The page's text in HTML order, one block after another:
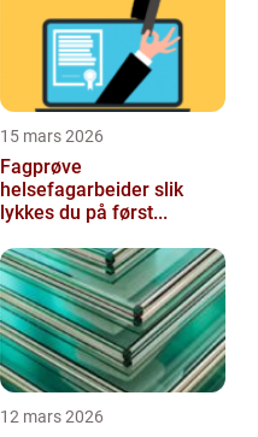
15 mars 2026
Fagprøve
helsefagarbeider slik
lykkes du på først...
12 mars 2026